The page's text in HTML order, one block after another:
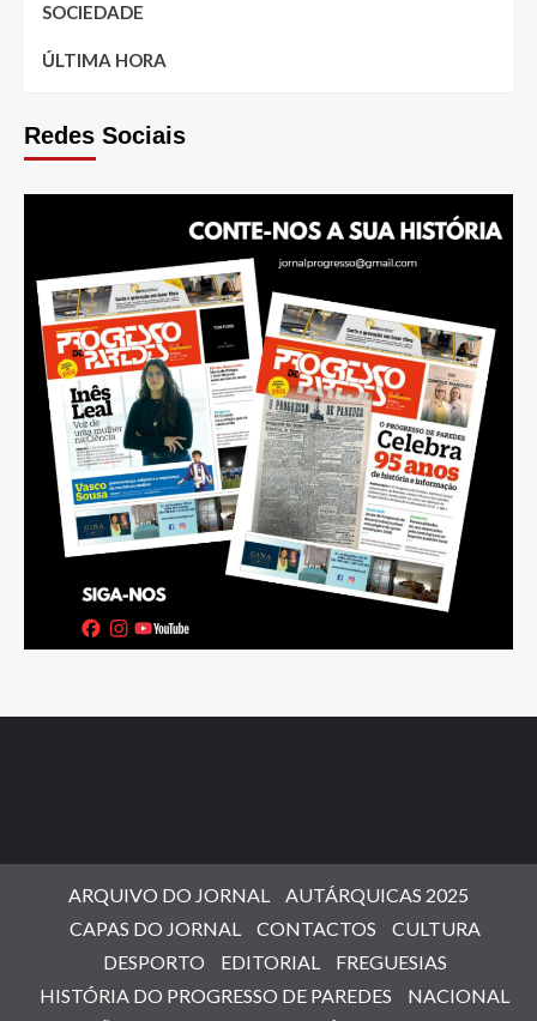
SOCIEDADE
ÚLTIMA HORA
Redes Sociais
ARQUIVO DO JORNAL
AUTÁRQUICAS 2025
CAPAS DO JORNAL
CONTACTOS
CULTURA
DESPORTO
EDITORIAL
FREGUESIAS
HISTÓRIA DO PROGRESSO DE PAREDES
NACIONAL